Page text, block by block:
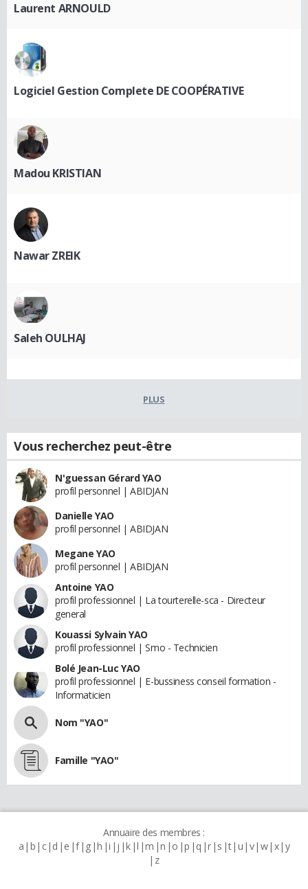
Laurent ARNOULD
Logiciel Gestion Complete DE COOPÉRATIVE
Madou KRISTIAN
Nawar ZREIK
Saleh OULHAJ
PLUS
Vous recherchez peut-être
N'guessan Gérard YAO
profil personnel | ABIDJAN
Danielle YAO
profil personnel | ABIDJAN
Megane YAO
profil personnel | ABIDJAN
Antoine YAO
profil professionnel | La tourterelle-sca - Directeur
general
Kouassi Sylvain YAO
profil professionnel | Smo - Technicien
Bolé Jean-Luc YAO
profil professionnel | E-bussiness conseil formation -
Informaticien
Nom "YAO"
Famille "YAO"
Annuaire des membres :
a b c d e f g h i j k l m n o p q r s t u v w x y
z